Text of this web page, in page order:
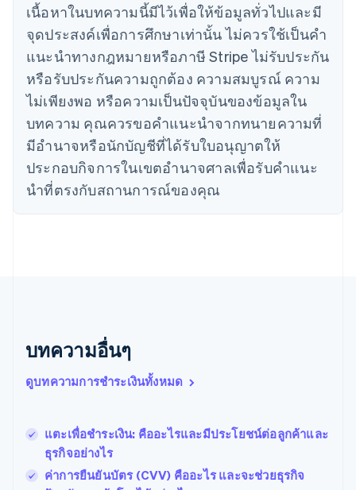
เนื้อหาในบทความนี้มีไว้เพื่อให้ข้อมูลทั่วไปและมี
จุดประสงค์เพื่อการศึกษาเท่านั้น ไม่ควรใช้เป็นคํา
แนะนําทางกฎหมายหรือภาษี Stripe ไม่รับประกัน
หรือรับประกันความถูกต้อง ความสมบูรณ์ ความ
ไม่เพียงพอ หรือความเป็นปัจจุบันของข้อมูลใน
บทความ คุณควรขอคําแนะนําจากทนายความที่
มีอํานาจหรือนักบัญชีที่ได้รับใบอนุญาตให้
ประกอบกิจการในเขตอํานาจศาลเพื่อรับคําแนะ
นําที่ตรงกับสถานการณ์ของคุณ
บทความอื่นๆ
ดูบทความการชำระเงินทั้งหมด
แตะเพื่อชำระเงิน: คืออะไรและมีประโยชน์ต่อลูกค้าและ
ธุรกิจอย่างไร
ค่าการยืนยันบัตร (CVV) คืออะไร และจะช่วยธุรกิจ
แคนาดา
Français
โครเอเชีย
EnglishItaliano
จีนแผ่นดินใหญ่
简体中文 English
ไซปรัส
English
日本語English
เดนมาร์ก
English
ไทย
ไทยEnglish
PortuguêsEnglish
English
โปรตุเกส
Português English
โปแลนด์
English